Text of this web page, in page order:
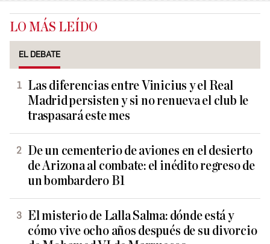
LO MÁS LEÍDO
EL DEBATE
Las diferencias entre Vinicius y el Real
Madrid persisten y si no renueva el club le
traspasará este mes
De un cementerio de aviones en el desierto
de Arizona al combate: el inédito regreso de
un bombardero B1
El misterio de Lalla Salma: dónde está y
cómo vive ocho años después de su divorcio